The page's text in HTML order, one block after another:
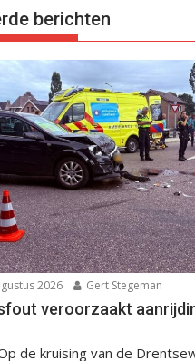
berichten
2026 Gert Stegeman
veroorzaakt
de kruising van de